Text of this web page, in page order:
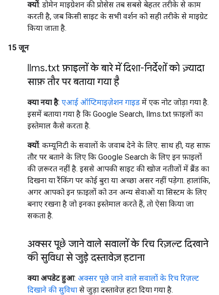
क्यों: डोमेन माइग्रेशन की प्रोसेस तब सबसे बेहतर तरीके से काम
करती है, जब किसी साइट के सभी वर्शन को सही तरीके से माइग्रेट
किया जाता है.
15 जून
llms.txt फ़ाइलों के बारे में दिशा-निर्देशों को ज़्यादा
साफ़ तौर पर बताया गया है
क्या नया है: एआई ऑप्टिमाइज़ेशन गाइड में एक नोट जोड़ा गया है.
इसमें बताया गया है कि Google Search, llms.txt फ़ाइलों का
इस्तेमाल कैसे करता है.
क्यों: कम्यूनिटी के सवालों के जवाब देने के लिए. साथ ही, यह साफ़
तौर पर बताने के लिए कि Google Search के लिए इन फ़ाइलों
की ज़रूरत नहीं है. इससे आपकी साइट की खोज नतीजों में ब्रैंड का
दिखना या रैंकिंग पर कोई बुरा या अच्छा असर नहीं पड़ेगा. हालांकि,
अगर आपको इन फ़ाइलों को उन अन्य सेवाओं या सिस्टम के लिए
बनाए रखना है जो इनका इस्तेमाल करते हैं, तो ऐसा किया जा
सकता है.
अक्सर पूछे जाने वाले सवालों के रिच रिज़ल्ट दिखाने
की सुविधा से जुड़े दस्तावेज़ हटाना
क्या अपडेट हुआ: अक्सर पूछे जाने वाले सवालों के रिच रिज़ल्ट
दिखाने की सुविधा से जुड़ा दस्तावेज़ हटा दिया गया है.